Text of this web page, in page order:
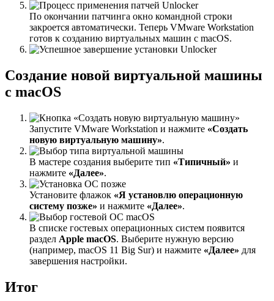
По окончании патчинга окно командной строки
закроется автоматически. Теперь VMware Workstation
готов к созданию виртуальных машин с macOS.
Создание новой виртуальной машины
с macOS
Запустите VMware Workstation и нажмите «Создать
новую виртуальную машину».
В мастере создания выберите тип «Типичный» и
нажмите «Далее».
Установите флажок «Я установлю операционную
систему позже» и нажмите «Далее».
В списке гостевых операционных систем появится
раздел Apple macOS. Выберите нужную версию
(например, macOS 11 Big Sur) и нажмите «Далее» для
завершения настройки.
Итог